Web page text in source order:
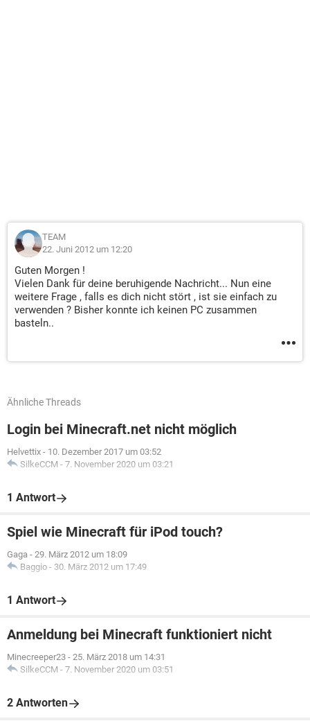
TEAM
22. Juni 2012 um 12:20
Guten Morgen !
Vielen Dank für deine beruhigende Nachricht... Nun eine
weitere Frage , falls es dich nicht stört , ist sie einfach zu
verwenden ? Bisher konnte ich keinen PC zusammen
basteln..
Ähnliche Threads
Login bei Minecraft.net nicht möglich
Helvettix - 10. Dezember 2017 um 03:52
SilkeCCM - 7. November 2020 um 03:21
1 Antwort
Spiel wie Minecraft für iPod touch?
Gaga - 29. März 2012 um 18:09
Baggio - 30. März 2012 um 17:49
1 Antwort
Anmeldung bei Minecraft funktioniert nicht
Minecreeper23 - 25. März 2018 um 14:31
SilkeCCM - 7. November 2020 um 03:51
2 Antworten